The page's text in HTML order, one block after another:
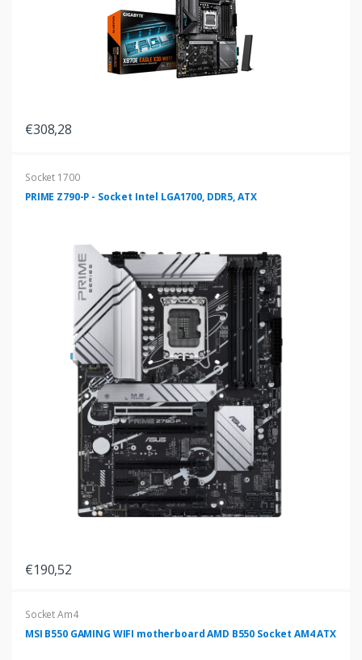
€308,28
Socket 1700
PRIME Z790-P - Socket Intel LGA1700, DDR5, ATX
€190,52
Socket Am4
MSI B550 GAMING WIFI motherboard AMD B550 Socket AM4 ATX